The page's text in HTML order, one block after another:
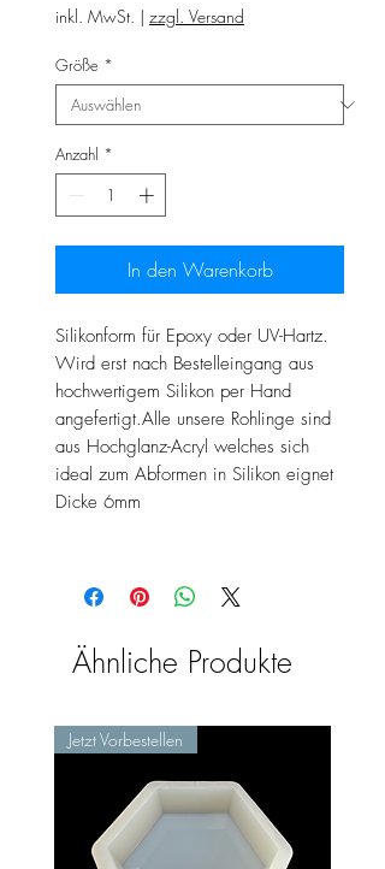
inkl. MwSt. | zzgl. Versand
Größe *
Anzahl *
In den Warenkorb
Silikonform für Epoxy oder UV-Hartz.
Wird erst nach Bestelleingang aus
hochwertigem Silikon per Hand
angefertigt.Alle unsere Rohlinge sind
aus Hochglanz-Acryl welches sich
ideal zum Abformen in Silikon eignet
Dicke 6mm
Ähnliche Produkte
Jetzt Vorbestellen